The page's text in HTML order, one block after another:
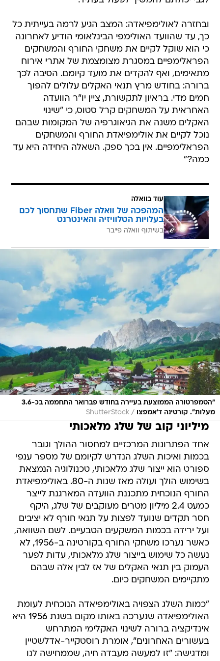
ובחזרה לאולימפיאדה: המצב הגיע לרמה בעייתית כל
כך, עד שהוועד האולימפי הבינלאומי הודיע לאחרונה
כי הוא שוקל לקיים את משחקי החורף והמשחקים
הפראלימפיים במסגרת מצומצמת של אתרי אירוח
מתאימים, ואף להקדים את מועד קיומם. הסיבה לכך
ברורה: בחודש מרץ תנאי האקלים עלולים להפוך
חמים מדי. בראיון לתקשורת, ציין יו"ר הוועדה
האחראית על המשחקים קרל סטוס, כי "שינוי
האקלים משנה את הגיאוגרפיה של המקומות שבהם
נוכל לקיים את אולימפיאדת החורף והמשחקים
הפראלימפיים. אין בכך ספק. השאלה היחידה היא עד
כמה?"
עוד בוואלה
המהפכה של וואלה Fiber שתחסוך לכם
בעלויות הטלוויזיה והאינטרנט
בשיתוף וואלה פייבר
"הטמפרטורה הממוצעת בעיירה בחודש פברואר התחממה בכ-3.6
מעלות". קורטינה ד'אמפצו
/
ShutterStock
מיליוני קוב של שלג מלאכותי
אחד הפתרונות המרכזיים למחסור ההולך וגובר
בכמות ואיכות השלג הנדרש לקיומם של מספר ענפי
ספורט הוא ייצור שלג מלאכותי, טכנולוגיה הנמצאת
בשימוש הולך ועולה מאז שנות ה-80. באולימפיאדת
החורף הנוכחית מתכננת הוועדה המארגנת לייצר
כמעט 2.4 מיליון מטרים מעוקבים של שלג, היקף
חסר תקדים שנועד לפצות על תנאי חורף לא יציבים
ועל ירידה בכמות המשקעים הטבעיים. לשם השוואה,
כאשר נערכו משחקי החורף בקורטינה ב-1956, לא
נעשה כל שימוש בייצור שלג מלאכותי, עדות לפער
העמוק בין תנאי האקלים של אז לבין אלה שבהם
מתקיימים המשחקים כיום.
"כמות השלג הצפויה באולימפיאדה הנוכחית לעומת
האולימפיאדה שנערכה באותו מקום בשנת 1956 היא
אינדיקציה ברורה לשינוי האקלימי המתרחש
בעשורים האחרונים", אומרת רוסטקייר-אדלשטיין
ומדגישה: "זו למעשה מעבדה חיה, שממחישה לנו